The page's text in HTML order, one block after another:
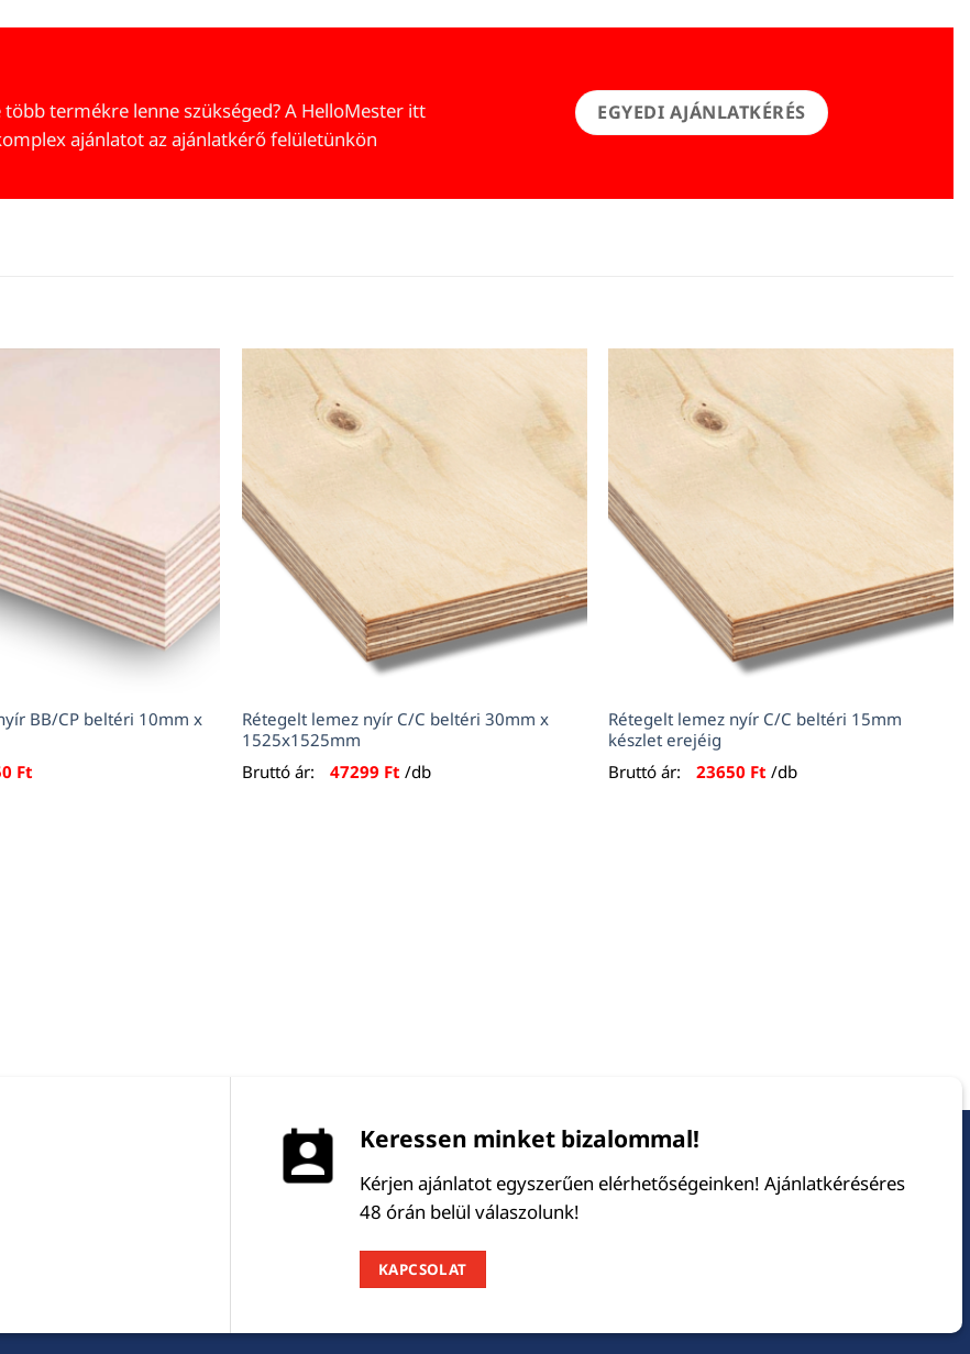
termékre lenne szükséged? A HelloMester itt
ajánlatot az ajánlatkérő felületünkön
EGYEDI AJÁNLATKÉRÉS
BB/CP beltéri 10mm x
Ft
Rétegelt lemez nyír C/C beltéri 30mm x
1525x1525mm
Bruttó ár:
47299 Ft /db
Rétegelt lemez nyír C/C beltéri 15mm
készlet erejéig
Bruttó ár:
23650 Ft /db
Keressen minket bizalommal!
Kérjen ajánlatot egyszerűen elérhetőségeinken! Ajánlatkéréséres
48 órán belül válaszolunk!
KAPCSOLAT